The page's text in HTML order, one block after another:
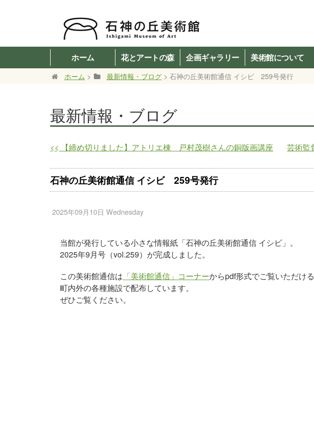
ホーム 花とアートの森 企画ギャラリー 美術館について
ホーム > 最新情報・ブログ > 石神の丘美術館通信 イシビ 259号発行
最新情報・ブログ
<< 【締め切りました】アトリエ棟 戸村茂樹さんの銅版画講座 芸術監
石神の丘美術館通信 イシビ 259号発行
2025年09月10日 Wednesday
当館が発行している小さな情報紙「石神の丘美術館通信 イシビ」。
2025年9月号（vol.259）が完成しました。
この美術館通信は 「美術館通信」コーナーからpdf形式でご覧いただけ
町内外の各種施設で配布しています。
ぜひご覧ください。